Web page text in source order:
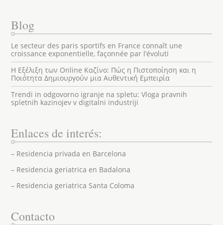
Blog
Le secteur des paris sportifs en France connaît une
croissance exponentielle, façonnée par l’évoluti
Η Εξέλιξη των Online Καζίνο: Πώς η Πιστοποίηση και η
Ποιότητα Δημιουργούν μια Αυθεντική Εμπειρία
Trendi in odgovorno igranje na spletu: Vloga pravnih
spletnih kazinojev v digitalni industriji
Enlaces de interés:
– Residencia privada en Barcelona
– Residencia geriatrica en Badalona
– Residencia geriatrica Santa Coloma
Contacto